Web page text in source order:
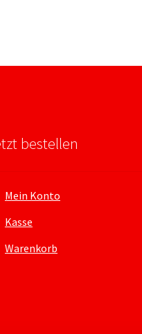
bestellen
Mein Konto
Kasse
Warenkorb